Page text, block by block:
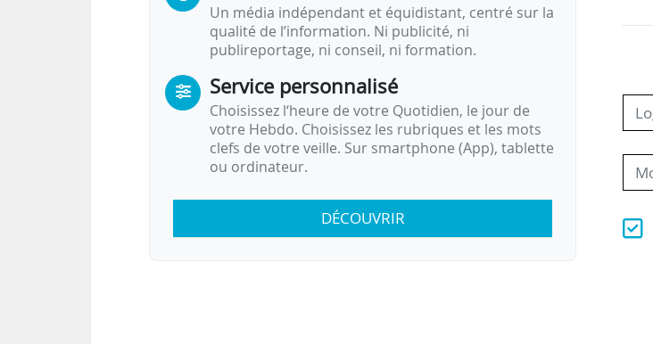
Un média indépendant et équidistant, centré sur la
qualité de l’information. Ni publicité, ni
publireportage, ni conseil, ni formation.
Service personnalisé
Choisissez l‘heure de votre Quotidien, le jour de
votre Hebdo. Choisissez les rubriques et les mots
clefs de votre veille. Sur smartphone (App), tablette
ou ordinateur.
DÉCOUVRIR